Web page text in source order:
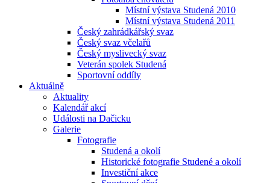
Místní výstava Studená 2010
Místní výstava Studená 2011
Český zahrádkářský svaz
Český svaz včelařů
Český myslivecký svaz
Veterán spolek Studená
Sportovní oddíly
Aktuálně
Aktuality
Kalendář akcí
Události na Dačicku
Galerie
Fotografie
Studená a okolí
Historické fotografie Studené a okolí
Investiční akce